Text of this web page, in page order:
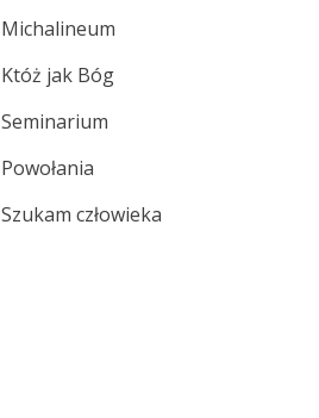
Michalineum
Któż jak Bóg
Seminarium
Powołania
Szukam człowieka